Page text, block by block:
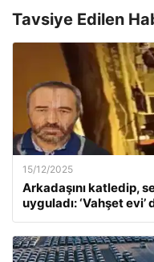
Tavsiye Edilen
15/12/2025
Arkadaşını katledip,
uyguladı: ‘Vahşet